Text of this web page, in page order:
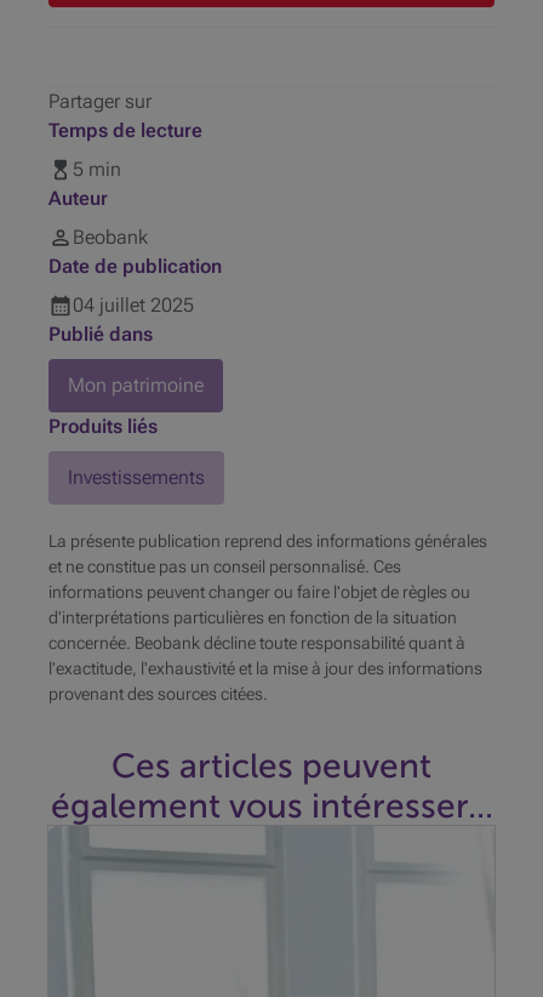
Partager sur
Temps de lecture
5 min
Auteur
Beobank
Date de publication
04 juillet 2025
Publié dans
Mon patrimoine
Produits liés
Investissements
La présente publication reprend des informations générales
et ne constitue pas un conseil personnalisé. Ces
informations peuvent changer ou faire l'objet de règles ou
d'interprétations particulières en fonction de la situation
concernée. Beobank décline toute responsabilité quant à
l'exactitude, l'exhaustivité et la mise à jour des informations
provenant des sources citées.
Ces articles peuvent
également vous intéresser...
prochainement ? Même si vous avez de l'argent de